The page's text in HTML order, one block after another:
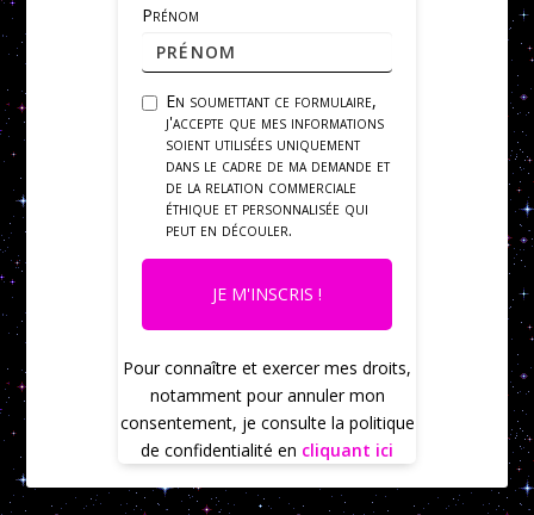
Prénom
En soumettant ce formulaire,
j'accepte que mes informations
soient utilisées uniquement
dans le cadre de ma demande et
de la relation commerciale
éthique et personnalisée qui
peut en découler.
JE M'INSCRIS !
Pour connaître et exercer mes droits,
notamment pour annuler mon
consentement, je consulte la politique
de confidentialité en cliquant ici